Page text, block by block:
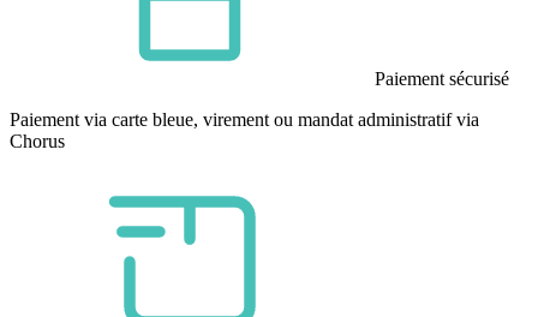
Paiement sécurisé
Paiement via carte bleue, virement ou mandat administratif via
Chorus